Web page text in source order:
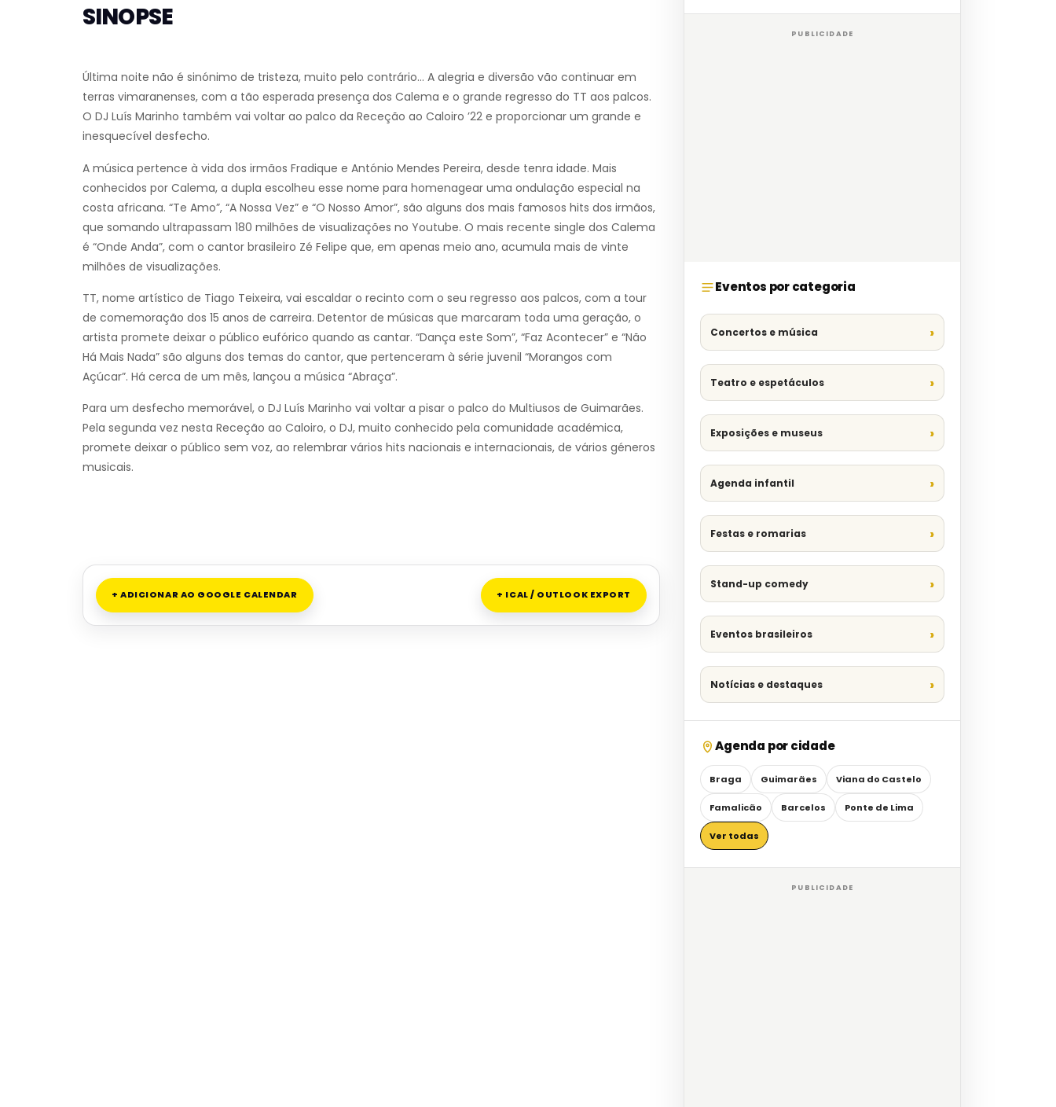
SINOPSE
Última noite não é sinónimo de tristeza, muito pelo contrário… A alegria e diversão vão continuar em
terras vimaranenses, com a tão esperada presença dos Calema e o grande regresso do TT aos palcos.
O DJ Luís Marinho também vai voltar ao palco da Receção ao Caloiro ’22 e proporcionar um grande e
inesquecível desfecho.
A música pertence à vida dos irmãos Fradique e António Mendes Pereira, desde tenra idade. Mais
conhecidos por Calema, a dupla escolheu esse nome para homenagear uma ondulação especial na
costa africana. “Te Amo”, “A Nossa Vez” e “O Nosso Amor”, são alguns dos mais famosos hits dos irmãos,
que somando ultrapassam 180 milhões de visualizações no Youtube. O mais recente single dos Calema
é “Onde Anda”, com o cantor brasileiro Zé Felipe que, em apenas meio ano, acumula mais de vinte
milhões de visualizações.
TT, nome artístico de Tiago Teixeira, vai escaldar o recinto com o seu regresso aos palcos, com a tour
de comemoração dos 15 anos de carreira. Detentor de músicas que marcaram toda uma geração, o
artista promete deixar o público eufórico quando as cantar. “Dança este Som”, “Faz Acontecer” e “Não
Há Mais Nada” são alguns dos temas do cantor, que pertenceram à série juvenil “Morangos com
Açúcar”. Há cerca de um mês, lançou a música “Abraça”.
Para um desfecho memorável, o DJ Luís Marinho vai voltar a pisar o palco do Multiusos de Guimarães.
Pela segunda vez nesta Receção ao Caloiro, o DJ, muito conhecido pela comunidade académica,
promete deixar o público sem voz, ao relembrar vários hits nacionais e internacionais, de vários géneros
musicais.
+ ADICIONAR AO GOOGLE CALENDAR + ICAL / OUTLOOK EXPORT
PUBLICIDADE
Eventos por categoria
Concertos e música
Teatro e espetáculos
Exposições e museus
Agenda infantil
Festas e romarias
Stand-up comedy
Eventos brasileiros
Notícias e destaques
Agenda por cidade
Braga Guimarães Viana do Castelo
Famalicão Barcelos Ponte de Lima
Ver todas
PUBLICIDADE